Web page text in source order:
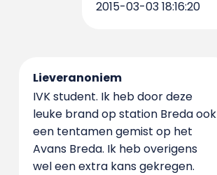
2015-03-03 18:16:20
Lieveranoniem
IVK student. Ik heb door deze
leuke brand op station Breda ook
een tentamen gemist op het
Avans Breda. Ik heb overigens
wel een extra kans gekregen.